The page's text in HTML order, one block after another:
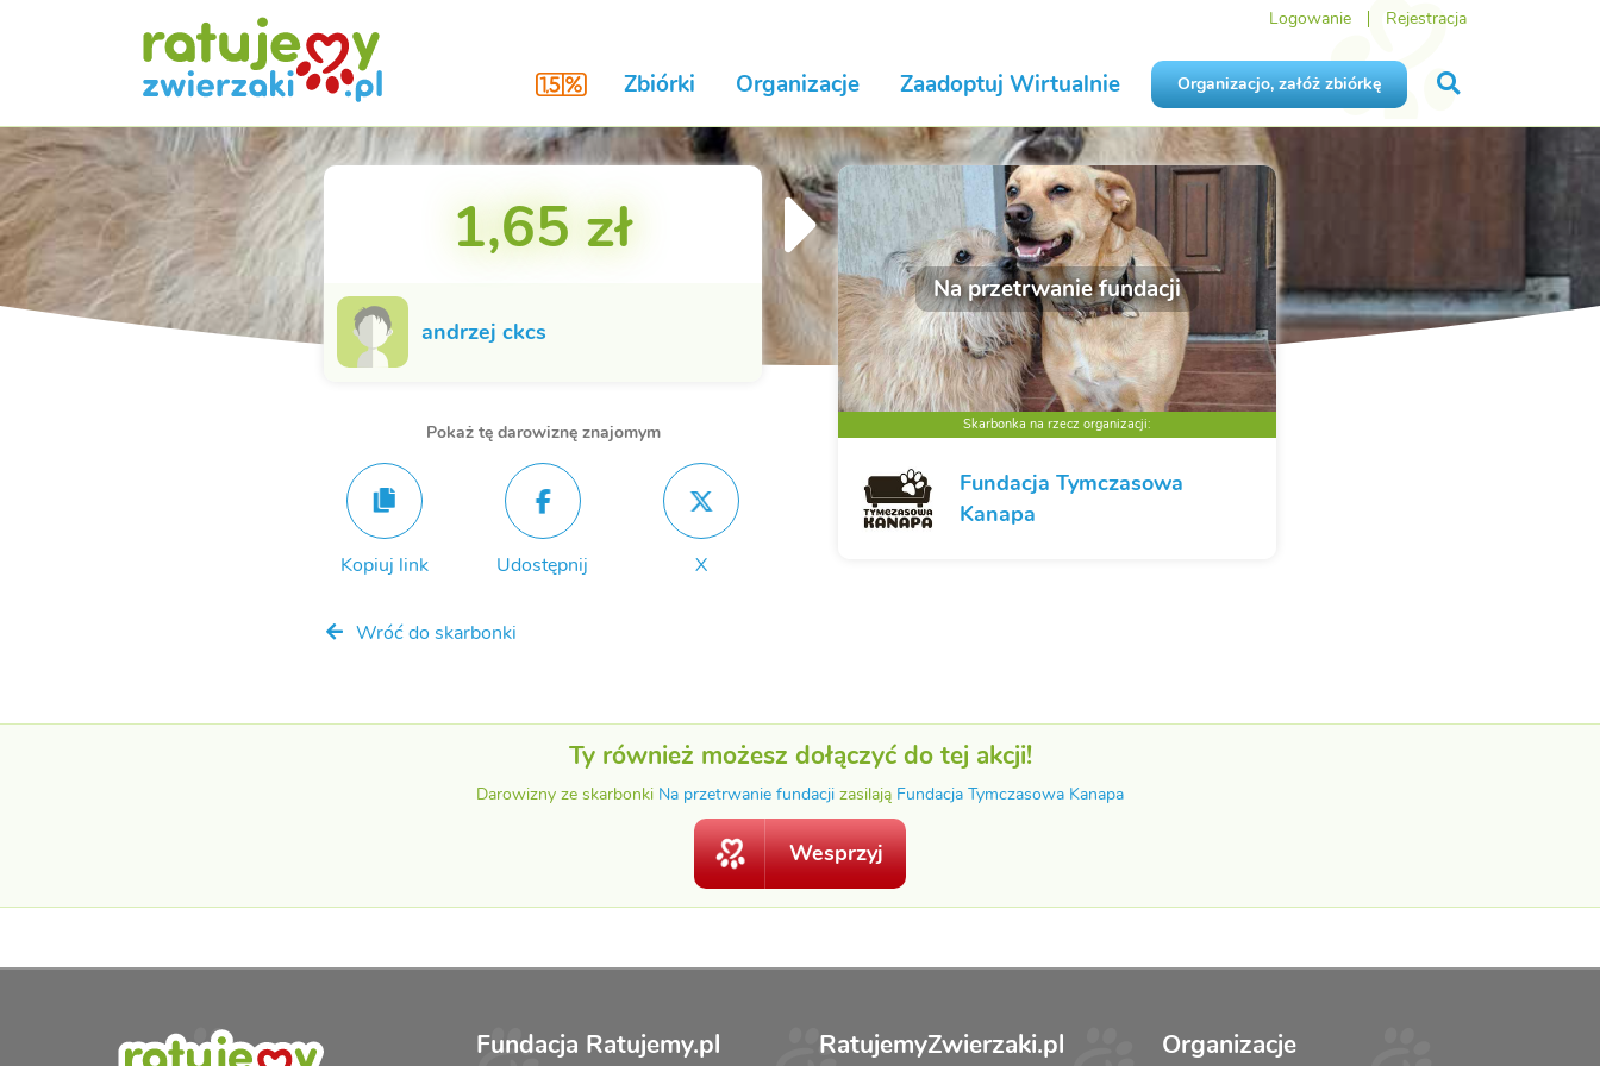
Logowanie Rejestracja
Zbiórki Organizacje Zaadoptuj Wirtualnie Organizacjo, załóż zbiórkę
1,65 zł
andrzej ckcs
Pokaż tę darowiznę znajomym
Kopiuj link Udostępnij X
Wróć do skarbonki
Na przetrwanie fundacji
Skarbonka na rzecz organizacji:
Fundacja Tymczasowa
Kanapa
Ty również możesz dołączyć do tej akcji!
Darowizny ze skarbonki Na przetrwanie fundacji zasilają Fundacja Tymczasowa Kanapa
Wesprzyj
Fundacja Ratujemy.pl RatujemyZwierzaki.pl Organizacje